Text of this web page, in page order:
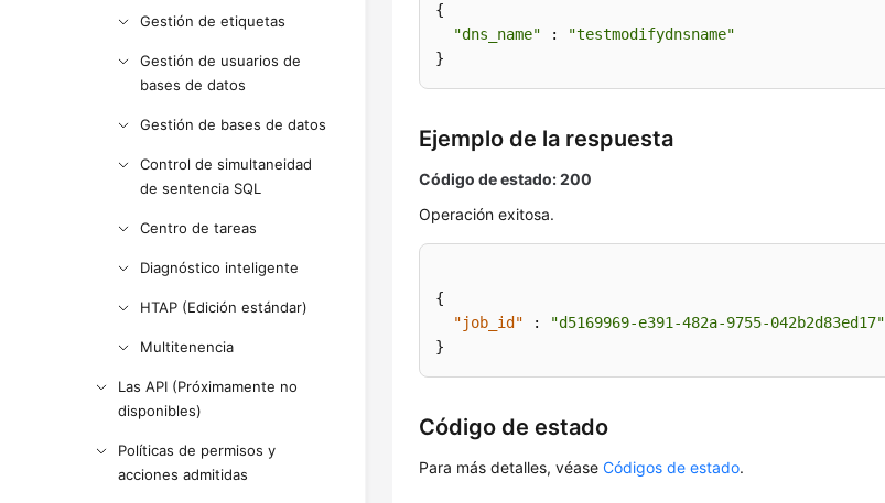
Gestión de etiquetas
Gestión de usuarios de
bases de datos
Gestión de bases de datos
Control de simultaneidad
de sentencia SQL
Centro de tareas
Diagnóstico inteligente
HTAP (Edición estándar)
Multitenencia
Las API (Próximamente no
disponibles)
Políticas de permisos y
acciones admitidas
{
"dns_name" :
"testmodifydnsname"
}
Ejemplo de la respuesta
Código de estado: 200
Operación exitosa.
{
"job_id"
:
"d5169969-e391-482a-9755-042b2d83ed17"
}
Código de estado
Para más detalles, véaseCódigos de estado.